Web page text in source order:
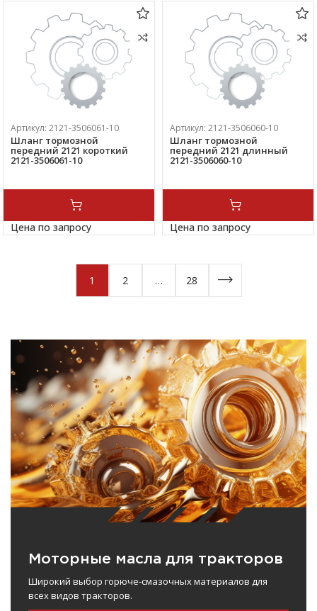
Артикул: 2121-3506061-10
Шланг тормозной
передний 2121 короткий
2121-3506061-10
Цена по запросу
Артикул: 2121-3506060-10
Шланг тормозной
передний 2121 длинный
2121-3506060-10
Цена по запросу
1 2 … 28
Моторные масла для тракторов
Широкий выбор горюче-смазочных материалов для
всех видов тракторов.